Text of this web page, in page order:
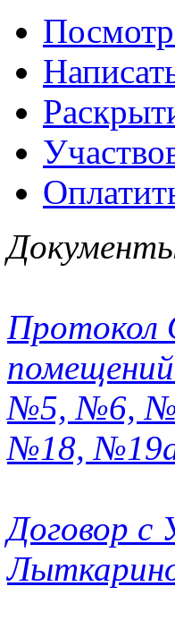
Протокол
№5, №6,
№18,
Договор